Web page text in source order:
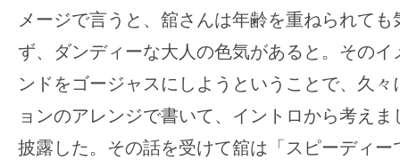
メージで言うと、舘さんは年齢を重ねられて
ず、ダンディーな大人の色気があると。その
ンドをゴージャスにしようということで、久
ョンのアレンジで書いて、イントロから考え
披露した。その話を受けて舘は「スピーディ